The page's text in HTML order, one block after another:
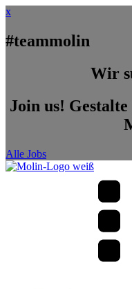
x
#teammolin
Wir
Join us!
Alle Jobs